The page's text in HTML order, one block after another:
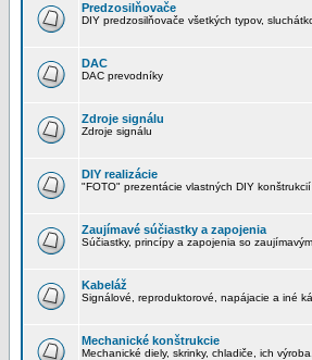
Predzosilňovače
DIY predzosilňovače všetkých typov,
DAC
DAC prevodníky
Zdroje signálu
Zdroje signálu
DIY realizácie
"FOTO" prezentácie vlastných DIY konštrukcií
Zaujímavé súčiastky a zapojenia
Súčiastky, princípy a zapojenia so
Kabeláž
Signálové, reproduktorové, napájacie a iné
Mechanické konštrukcie
Mechanické diely, skrinky, chladiče, ich